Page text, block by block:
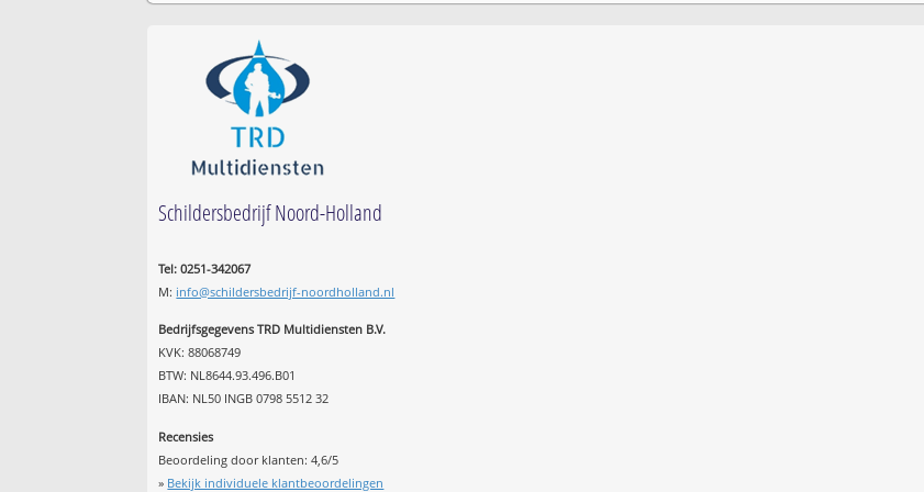
Schildersbedrijf Noord-Holland
Tel: 0251-342067
M: info@schildersbedrijf-noordholland.nl
Bedrijfsgegevens TRD Multidiensten B.V.
KVK: 88068749
BTW: NL8644.93.496.B01
IBAN: NL50 INGB 0798 5512 32
Recensies
Beoordeling door klanten:4,6/5
» Bekijk individuele klantbeoordelingen